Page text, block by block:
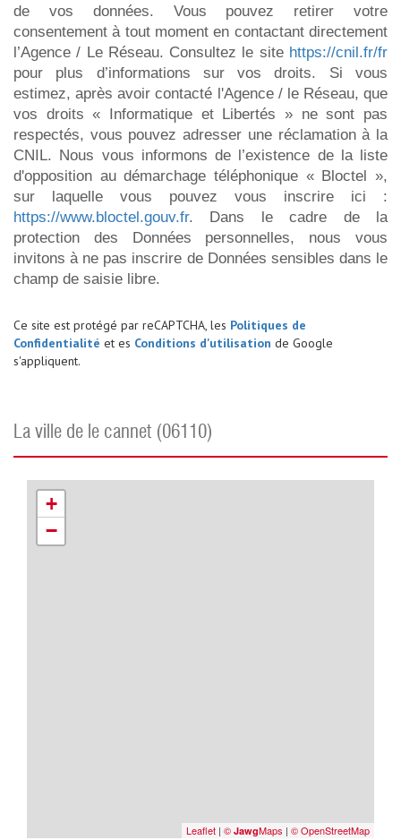
de vos données. Vous pouvez retirer votre
consentement à tout moment en contactant directement
l’Agence / Le Réseau. Consultez le site https://cnil.fr/fr
pour plus d’informations sur vos droits. Si vous
estimez, après avoir contacté l'Agence / le Réseau, que
vos droits « Informatique et Libertés » ne sont pas
respectés, vous pouvez adresser une réclamation à la
CNIL. Nous vous informons de l’existence de la liste
d'opposition au démarchage téléphonique « Bloctel »,
sur laquelle vous pouvez vous inscrire ici :
https://www.bloctel.gouv.fr. Dans le cadre de la
protection des Données personnelles, nous vous
invitons à ne pas inscrire de Données sensibles dans le
champ de saisie libre.
Ce site est protégé par reCAPTCHA, les Politiques de
Confidentialité et es Conditions d'utilisation de Google
s'appliquent.
la ville de le cannet (06110)
+
−
Leaflet | © JawgMaps | © OpenStreetMap